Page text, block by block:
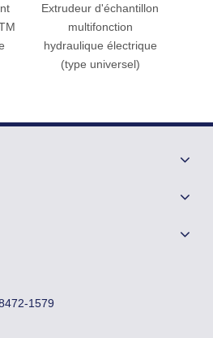
Extrudeur d'échantillon
multifonction
hydraulique électrique
(type universel)
1579